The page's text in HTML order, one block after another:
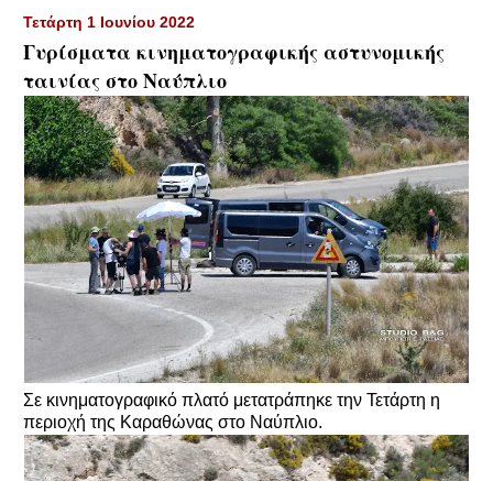
Τετάρτη 1 Ιουνίου 2022
Γυρίσματα κινηματογραφικής αστυνομικής
ταινίας στο Ναύπλιο
Σε κινηματογραφικό πλατό μετατράπηκε την Τετάρτη η
περιοχή της Καραθώνας στο Ναύπλιο.